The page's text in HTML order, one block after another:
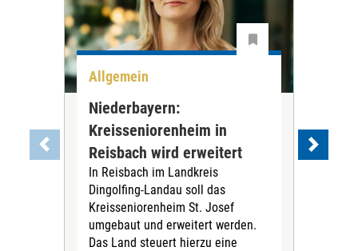
Allgemein
Niederbayern:
Kreisseniorenheim in
Reisbach wird erweitert
In Reisbach im Landkreis
Dingolfing-Landau soll das
Kreisseniorenheim St. Josef
umgebaut und erweitert werden.
Das Land steuert hierzu eine